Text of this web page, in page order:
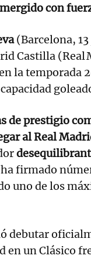
con
(Barcelona,
Castilla (Real
la temporada
de prestigio
al Real
firmado
uno de los
debutar
en un Clásico